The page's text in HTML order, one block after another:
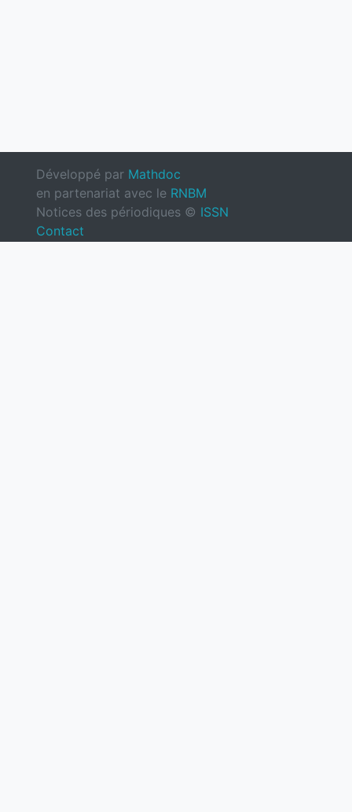
Développé par Mathdoc
en partenariat avec le RNBM
Notices des périodiques © ISSN
Contact